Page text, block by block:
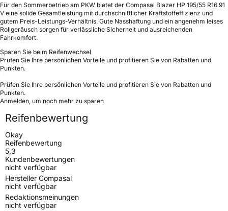
Für den Sommerbetrieb am PKW bietet der Compasal Blazer HP 195/55 R16 91
V eine solide Gesamtleistung mit durchschnittlicher Kraftstoffeffizienz und
gutem Preis-Leistungs-Verhältnis. Gute Nasshaftung und ein angenehm leises
Rollgeräusch sorgen für verlässliche Sicherheit und ausreichenden
Fahrkomfort.
Sparen Sie beim Reifenwechsel
Prüfen Sie Ihre persönlichen Vorteile und profitieren Sie von Rabatten und
Punkten.
Prüfen Sie Ihre persönlichen Vorteile und profitieren Sie von Rabatten und
Punkten.
Anmelden, um noch mehr zu sparen
Reifenbewertung
Okay
Reifenbewertung
5,3
Kundenbewertungen
nicht verfügbar
Hersteller Compasal
nicht verfügbar
Redaktionsmeinungen
nicht verfügbar